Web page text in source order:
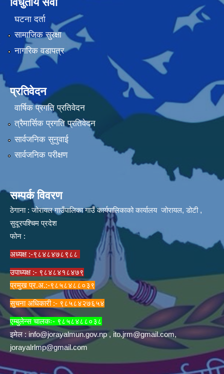
घटना दर्ता
सामाजिक सुरक्षा
नागरिक वडापत्र
प्रतिवेदन
वार्षिक प्रगति प्रतिवेदन
त्रैमार्सिक प्रगति प्रतिवेदन
सार्वजनिक सुनुवाई
सार्वजनिक परीक्षण
सम्पर्क विवरण
ठेगाना : जोरायल गाउँपालिका गाउँ कार्यपालिकाको कार्यालय जोरायल, डोटी ,
सुदूरपश्चिम प्रदेश
फोन :
अध्यक्ष :-९८४८४७८९८८
उपाध्यक्ष :- ९८४८४१८४७९
प्रमुख प्र.अ.:-९८५८४८८०३९
सुचना अधिकारी :- ९८५८४२७६५४
एम्बुलेन्स चालकः- ९८५८४८८०३८
इमेल : info@jorayalmun.gov.np, ito.jrm@gmail.com,
jorayalrlmp@gmail.com